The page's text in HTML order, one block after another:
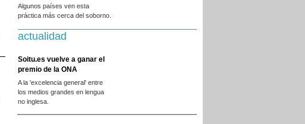
Algunos países ven esta
práctica más cerca del soborno.
actualidad
Soitu.es vuelve a ganar el
premio de la ONA
A la 'excelencia general' entre
los medios grandes en lengua
no inglesa.